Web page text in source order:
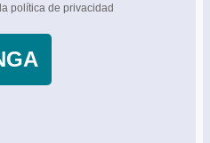
política de privacidad